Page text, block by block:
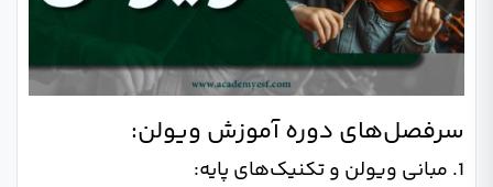
سرفصل‌های دوره آموزش ویولن:
1. مبانی ویولن و تکنیک‌های پایه: